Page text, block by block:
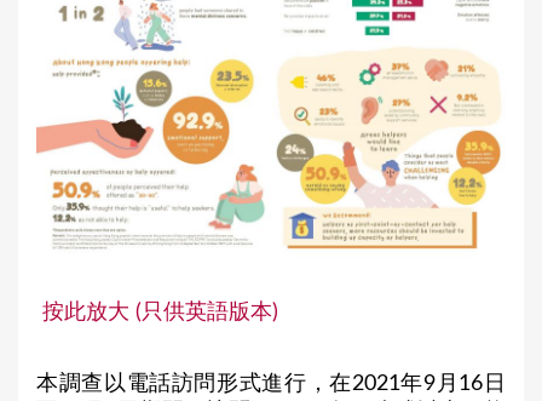
按此放大 (只供英語版本)
本調查以電話訪問形式進行，在2021年9月16日